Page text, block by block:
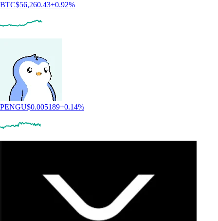
BTC$56,260.43+0.92%
PENGU$0.005189+0.14%